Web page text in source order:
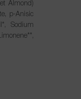
Almond)
p-Anisic
Sodium